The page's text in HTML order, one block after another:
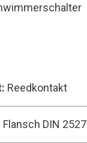
Reedkontakt
Flansch DIN 2527